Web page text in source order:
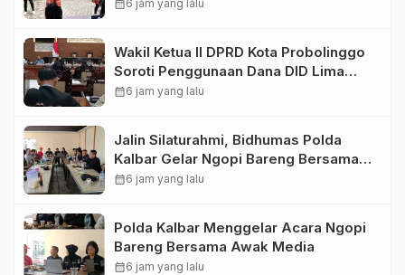
calendar_month6 jam yang lalu
Wakil Ketua II DPRD Kota Probolinggo
Soroti Penggunaan Dana DID Lima
Tahun Terakhir
calendar_month6 jam yang lalu
Jalin Silaturahmi, Bidhumas Polda
Kalbar Gelar Ngopi Bareng Bersama
Awak Media Online*M
calendar_month6 jam yang lalu
Polda Kalbar Menggelar Acara Ngopi
Bareng Bersama Awak Media
calendar_month6 jam yang lalu